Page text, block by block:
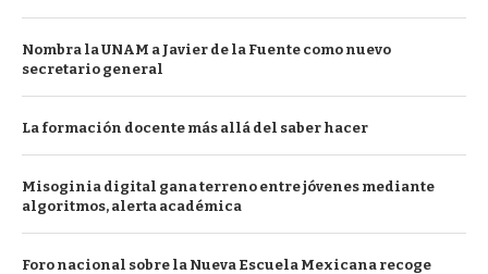
Nombra la UNAM a Javier de la Fuente como nuevo
secretario general
La formación docente más allá del saber hacer
Misoginia digital gana terreno entre jóvenes mediante
algoritmos, alerta académica
Foro nacional sobre la Nueva Escuela Mexicana recoge